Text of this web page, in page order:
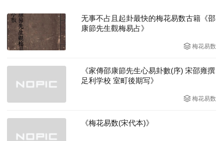
无事不占且起卦最快的梅花易数古籍《邵
康節先生觀梅易占》
梅花易数
《家傳邵康節先生心易卦數(序) 宋邵雍撰
足利学校 室町後期写》
梅花易数
《梅花易数(宋代本)》